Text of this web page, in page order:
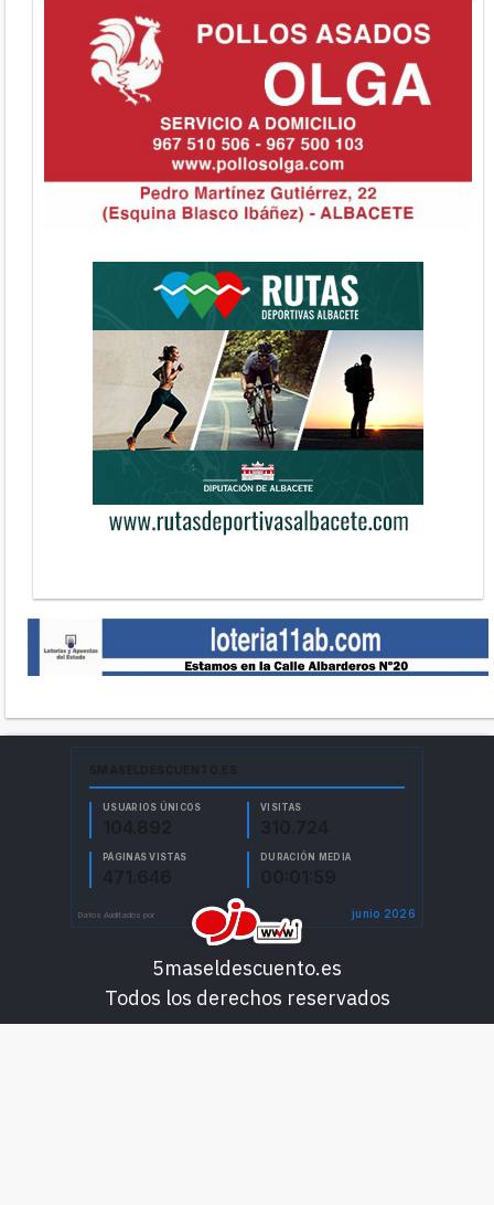
5maseldescuento.es
Todos los derechos reservados